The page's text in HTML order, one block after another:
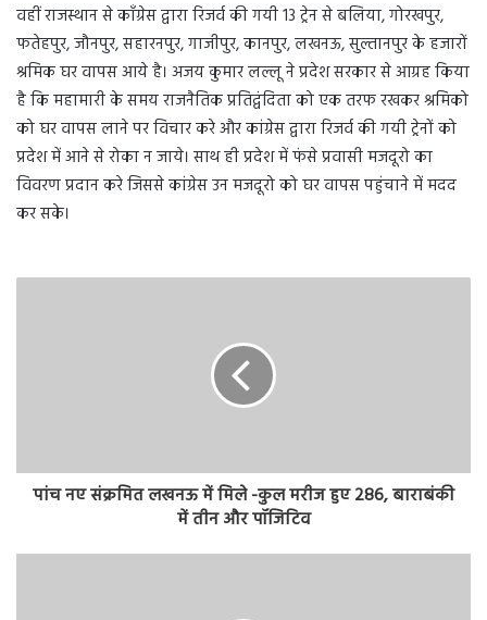
वहीं राजस्थान से काँग्रेस द्वारा रिजर्व की गयी 13 ट्रेन से बलिया, गोरखपुर,
फतेहपुर, जौनपुर, सहारनपुर, गाजीपुर, कानपुर, लखनऊ, सुल्तानपुर के हजारों
श्रमिक घर वापस आये है। अजय कुमार लल्लू ने प्रदेश सरकार से आग्रह किया
है कि महामारी के समय राजनैतिक प्रतिद्वंदिता को एक तरफ रखकर श्रमिको
को घर वापस लाने पर विचार करे और कांग्रेस द्वारा रिजर्व की गयी ट्रेनों को
प्रदेश में आने से रोका न जाये। साथ ही प्रदेश में फंसे प्रवासी मजदूरो का
विवरण प्रदान करे जिससे कांग्रेस उन मजदूरो को घर वापस पहुंचाने में मदद
कर सके।
पांच नए संक्रम‍ित लखनऊ में मिले -कुल मरीज हुए 286, बाराबंकी
में तीन और पॉजिटिव